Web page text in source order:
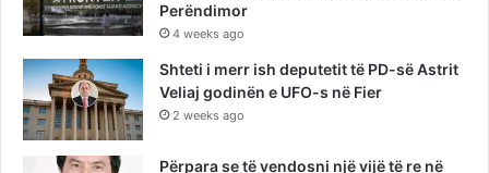
Perëndimor
4 weeks ago
Shteti i merr ish deputetit të PD-së Astrit
Veliaj godinën e UFO-s në Fier
2 weeks ago
Përpara se të vendosni një vijë të re në